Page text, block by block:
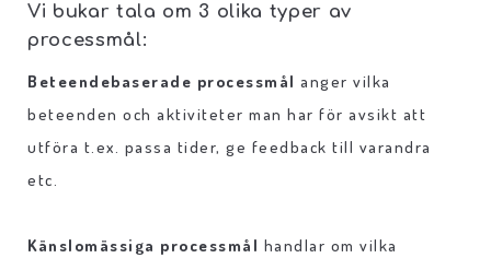
Vi bukar tala om 3 olika typer av
processmål:
Beteendebaserade processmål anger vilka
beteenden och aktiviteter man har för avsikt att
utföra t.ex. passa tider, ge feedback till varandra
etc.
Känslomässiga processmål handlar om vilka